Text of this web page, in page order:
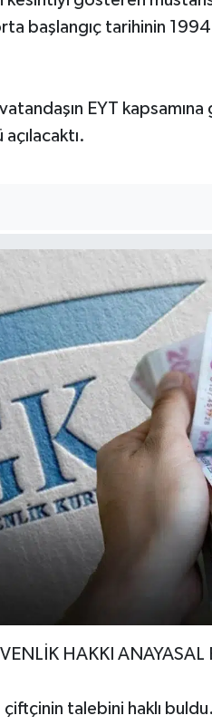
başlangıç tarihinin 1994
EYT kapsamına
HAKKI ANAYASAL
talebini haklı